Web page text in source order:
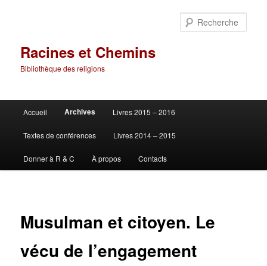
Racines et Chemins
Bibliothèque des religions
principal
Accueil Archives Livres 2015 – 2016
Textes de conférences Livres 2014 – 2015
Donner à R & C À propos Contacts
Musulman et citoyen. Le
vécu de l’engagement